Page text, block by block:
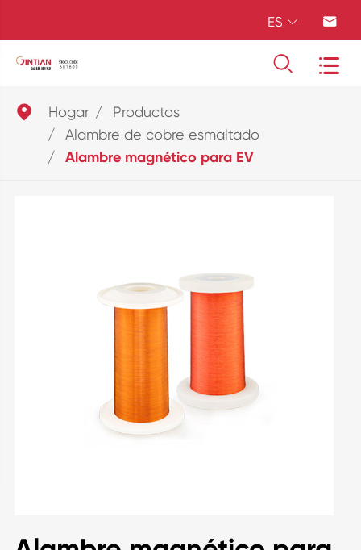
ES  
 
 Hogar
Productos
Alambre de cobre esmaltado
Alambre magnético para EV